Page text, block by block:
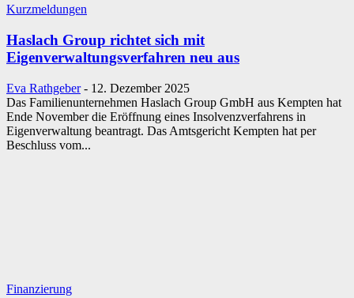
Kurzmeldungen
Haslach Group richtet sich mit
Eigenverwaltungsverfahren neu aus
Eva Rathgeber - 12. Dezember 2025
Das Familienunternehmen Haslach Group GmbH aus Kempten hat
Ende November die Eröffnung eines Insolvenzverfahrens in
Eigenverwaltung beantragt. Das Amtsgericht Kempten hat per
Beschluss vom...
Finanzierung